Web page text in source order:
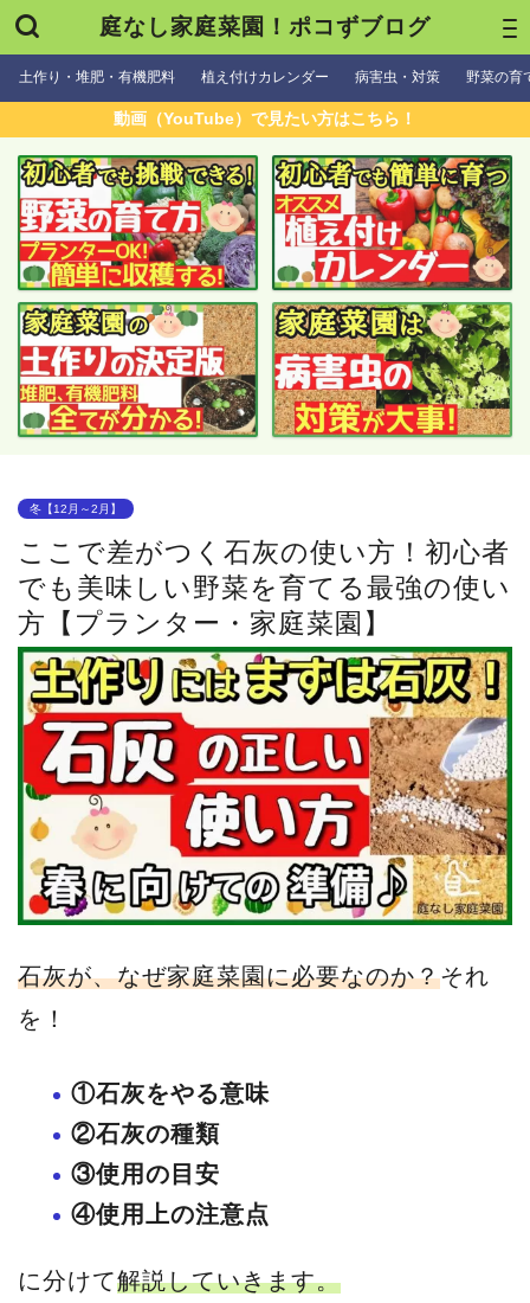
庭なし家庭菜園！ポコずブログ
土作り・堆肥・有機肥料 植え付けカレンダー 病害虫・対策 野菜の育
動画（YouTube）で見たい方はこちら！
冬【12月～2月】
ここで差がつく石灰の使い方！初心者
でも美味しい野菜を育てる最強の使い
方【プランター・家庭菜園】
石灰が、なぜ家庭菜園に必要なのか？それ
を！
①石灰をやる意味
②石灰の種類
③使用の目安
④使用上の注意点
に分けて解説していきます。